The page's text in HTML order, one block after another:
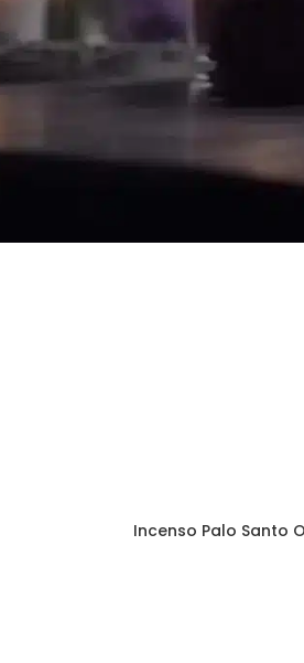
Incenso Palo Santo